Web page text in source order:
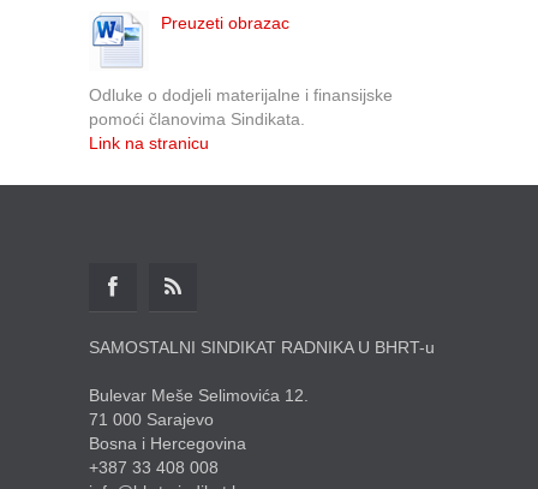
Preuzeti obrazac
Odluke o dodjeli materijalne i finansijske
pomoći članovima Sindikata.
Link na stranicu
SAMOSTALNI SINDIKAT RADNIKA U BHRT-u
Bulevar Meše Selimovića 12.
71 000 Sarajevo
Bosna i Hercegovina
+387 33 408 008